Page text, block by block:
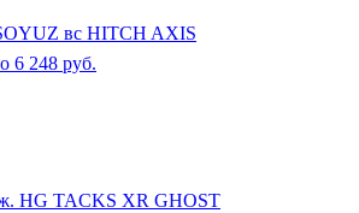
вс HITCH AXIS
6 248 руб.
HG TACKS XR GHOST